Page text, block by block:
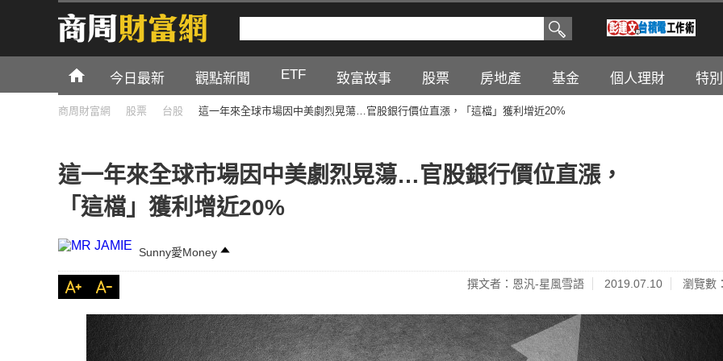
今日最新 觀點新聞 ETF 致富故事 股票 房地產 基金 個人理財 特
商周財富網 股票 台股 這一年來全球市場因中美劇烈晃蕩…官股銀行價位直漲，「這檔」獲利增近20%
這一年來全球市場因中美劇烈晃蕩…官股銀行價位直漲，
「這檔」獲利增近20%
Sunny愛Money
撰文者：恩汎-星風雪語 2019.07.10 瀏覽數